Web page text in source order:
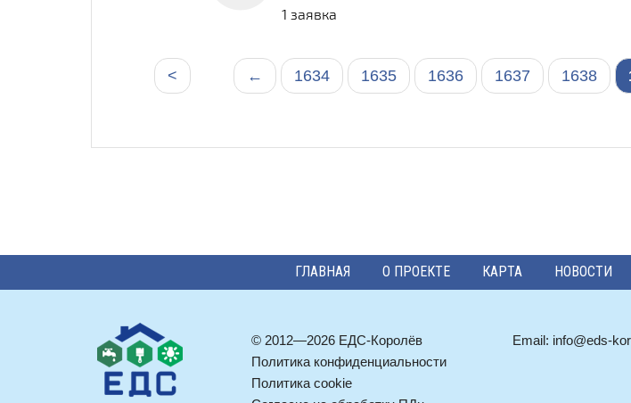
1 заявка
←
< 1634 1635 1636 1637 1638
ГЛАВНАЯ О ПРОЕКТЕ КАРТА НОВОСТИ
© 2012—2026 ЕДС-Королёв
Политика конфиденциальности
Политика cookie
Email: info@eds-